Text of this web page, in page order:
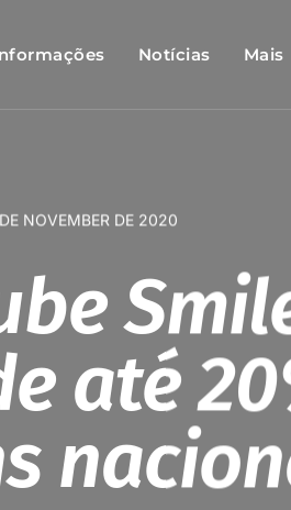
Notícias Mais
NOVEMBER DE 2020
até